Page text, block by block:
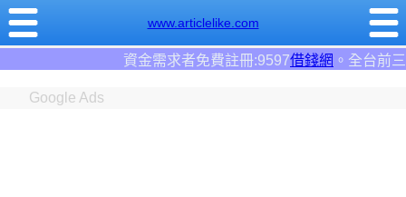
www.articlelike.com
借錢網。全台前三大借錢網站！
Google Ads